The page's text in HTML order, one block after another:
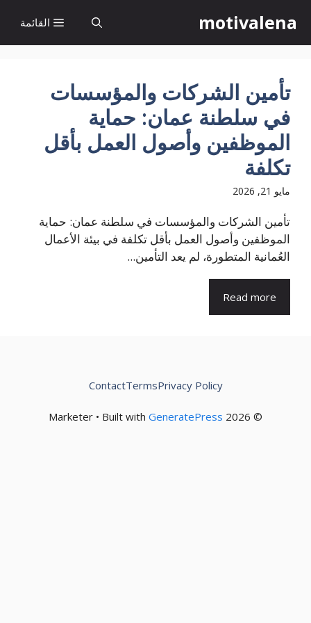
إلى
المحتوى
motivalena القائمة
تأمين الشركات والمؤسسات
في سلطنة عمان: حماية
الموظفين وأصول العمل بأقل
تكلفة
مايو 21, 2026
تأمين الشركات والمؤسسات في سلطنة عمان: حماية
الموظفين وأصول العمل بأقل تكلفة في بيئة الأعمال
العُمانية المتطورة، لم يعد التأمين...
Read more
© 2026 Marketer • Built with
GeneratePress
Privacy Policy
Terms
Contact